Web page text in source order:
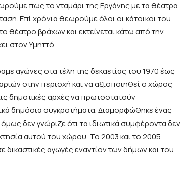
πως το νταμάρι της Εργάνης με τα θέατρα
Επί χρόνια θεωρούμε όλοι οι κάτοικοι του
βράχων και εκτείνεται κάτω από την
στον Υμηττό.
αγώνες στα τέλη της δεκαετίας του 1970 έως
στην περιοχή και να αξιοποιηθεί ο χώρος
δημοτικές αρχές να πρωτοστατούν
δημόσια συγκροτήματα. Διαμορφώθηκε ένας
δεν γνώριζε ότι τα ιδιωτικά συμφέροντα δεν
αυτού του χώρου. Το 2003 και το 2005
αγωγές εναντίον των δήμων και του